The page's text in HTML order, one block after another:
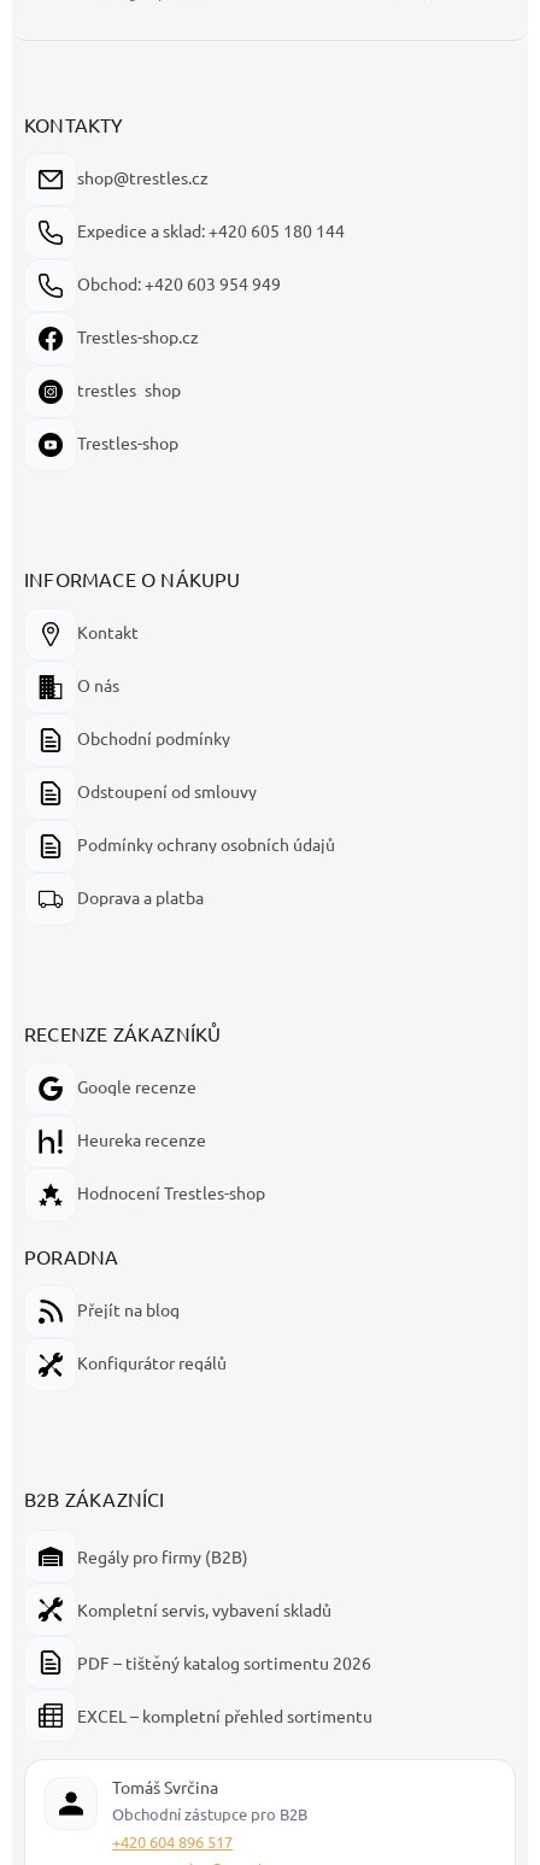
KONTAKTY
shop@trestles.cz
Expedice a sklad: +420 605 180 144
Obchod: +420 603 954 949
Trestles-shop.cz
trestles_shop
Trestles-shop
INFORMACE O NÁKUPU
Kontakt
O nás
Obchodní podmínky
Odstoupení od smlouvy
Podmínky ochrany osobních údajů
Doprava a platba
RECENZE ZÁKAZNÍKŮ
Google recenze
Heureka recenze
Hodnocení Trestles-shop
PORADNA
Přejít na blog
Konfigurátor regálů
B2B ZÁKAZNÍCI
Regály pro firmy (B2B)
Kompletní servis, vybavení skladů
PDF – tištěný katalog sortimentu 2026
EXCEL – kompletní přehled sortimentu
Tomáš Svrčina
Obchodní zástupce pro B2B
+420 604 896 517